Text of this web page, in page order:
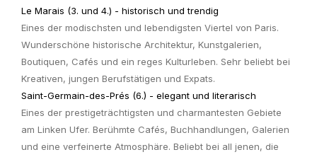
Le Marais (3. und 4.) - historisch und trendig
Eines der modischsten und lebendigsten Viertel von Paris.
Wunderschöne historische Architektur, Kunstgalerien,
Boutiquen, Cafés und ein reges Kulturleben. Sehr beliebt bei
Kreativen, jungen Berufstätigen und Expats.
Saint-Germain-des-Prés (6.) - elegant und literarisch
Eines der prestigeträchtigsten und charmantesten Gebiete
am Linken Ufer. Berühmte Cafés, Buchhandlungen, Galerien
und eine verfeinerte Atmosphäre. Beliebt bei all jenen, die